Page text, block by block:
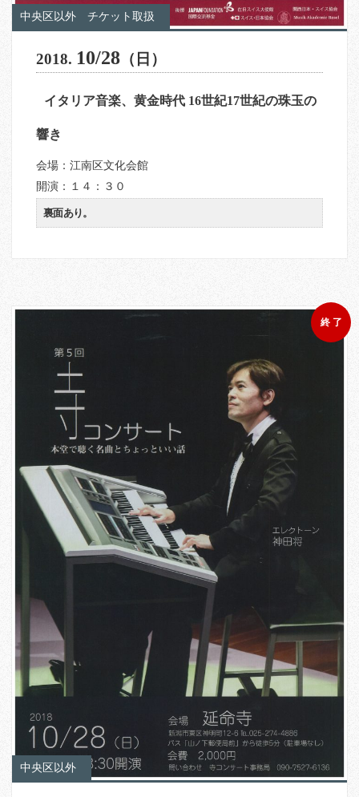
中央区以外 チケット取扱
2018. 10/28 （日）
イタリア音楽、黄金時代 16世紀17世紀の珠玉の
響き
会場：江南区文化会館
開演：１４：３０
裏面あり。
中央区以外
終 了